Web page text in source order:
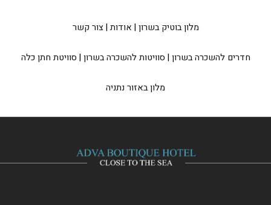
מלון בוטיק בשרון | אודות |צור קשר
חדרים להשכרה בשרון | סוויטות להשכרה בשרון | סוויטת חתן כלה
מלון באזור נתניה